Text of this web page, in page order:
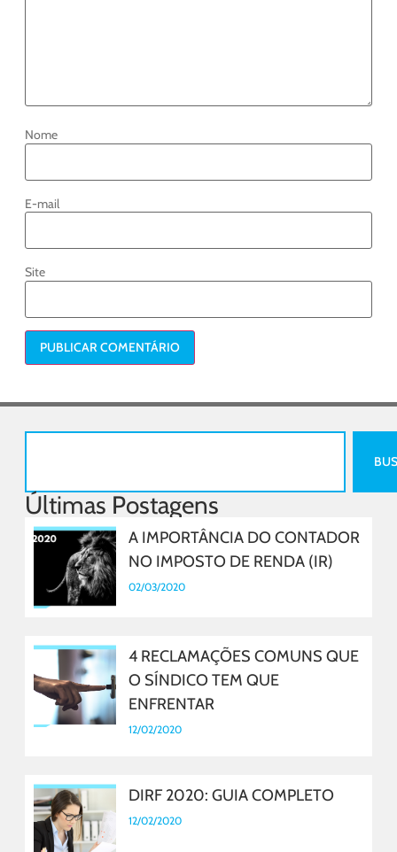
Nome
E-mail
Site
Últimas Postagens
A IMPORTÂNCIA DO CONTADOR
NO IMPOSTO DE RENDA (IR)
02/03/2020
4 RECLAMAÇÕES COMUNS QUE
O SÍNDICO TEM QUE
ENFRENTAR
12/02/2020
DIRF 2020: GUIA COMPLETO
12/02/2020